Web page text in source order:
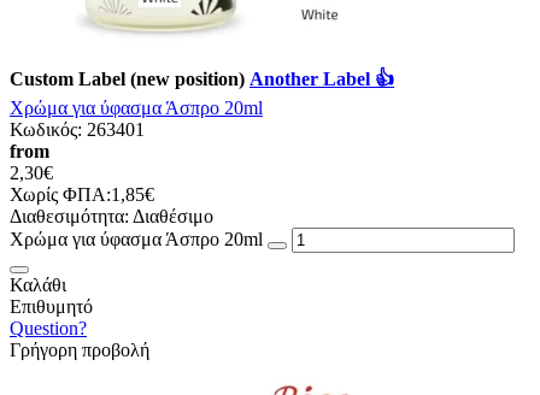
Custom Label (new position) Another Label 👍
Χρώμα για ύφασμα Άσπρο 20ml
Κωδικός: 263401
from
2,30€
Χωρίς ΦΠΑ:1,85€
Διαθεσιμότητα: Διαθέσιμο
Χρώμα για ύφασμα Άσπρο 20ml
Καλάθι
Επιθυμητό
Question?
Γρήγορη προβολή